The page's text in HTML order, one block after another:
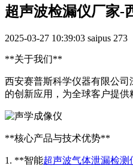
超声波检漏仪厂家-
2025-03-27 10:39:03 saipus 273
**关于我们**
西安赛普斯科学仪器有限公
的创新应用，为全球客户提
**核心产品与技术优势**
1. **智能超声波气体泄漏检测